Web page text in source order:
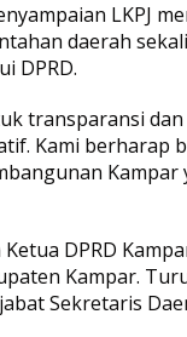
a
e
m
P
k
LKPJ
daerah
DPRD.
transparansi
Kami berharap
Kampar
DPRD
Kampar.
Sekretaris